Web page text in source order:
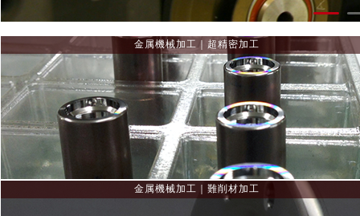
金属機械加工｜超精密加工
民間航空機用ジェットエンジン用
軸受け部品をはじめとした難加工形状。
これまで私たちが取り組んできた事例をご紹介します。
>>クリックで見る
金属機械加工｜難削材加工